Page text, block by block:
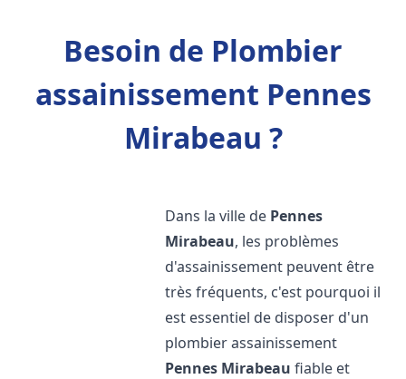
Besoin de Plombier
assainissement Pennes
Mirabeau ?
Dans la ville de Pennes
Mirabeau, les problèmes
d'assainissement peuvent être
très fréquents, c'est pourquoi il
est essentiel de disposer d'un
plombier assainissement
Pennes Mirabeau fiable et